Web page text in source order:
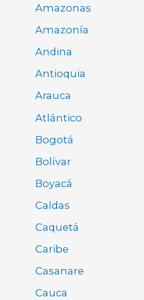
Amazonas
Amazonía
Andina
Antioquia
Arauca
Atlántico
Bogotá
Bolívar
Boyacá
Caldas
Caquetá
Caribe
Casanare
Cauca